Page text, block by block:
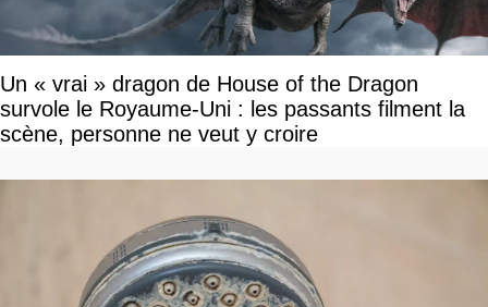
Un « vrai » dragon de House of the Dragon
survole le Royaume-Uni : les passants filment la
scène, personne ne veut y croire